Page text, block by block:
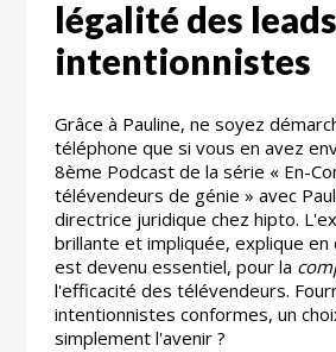
légalité des leads
intentionnistes
Grâce à Pauline, ne soyez
téléphone que si vous en avez
8ème Podcast de la série « En-
télévendeurs de génie » avec
directrice juridique chez hipto.
brillante et impliquée, explique
est devenu essentiel, pour la
l'efficacité des télévendeurs.
intentionnistes conformes, un
simplement l'avenir ?